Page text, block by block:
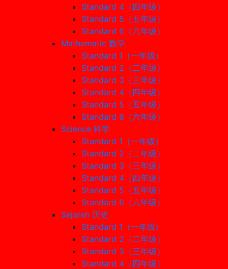
Standard 4（四年级）
Standard 5（五年级）
Standard 6（六年级）
Mathematic 数学
Standard 1（一年级）
Standard 2（二年级）
Standard 3（三年级）
Standard 4（四年级）
Standard 5（五年级）
Standard 6（六年级）
Science 科学
Standard 1（一年级）
Standard 2（二年级）
Standard 3（三年级）
Standard 4（四年级）
Standard 5（五年级）
Standard 6（六年级）
Sejarah 历史
Standard 1（一年级）
Standard 2（二年级）
Standard 3（三年级）
Standard 4（四年级）